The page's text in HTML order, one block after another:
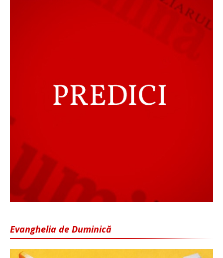
Evanghelia de Duminică